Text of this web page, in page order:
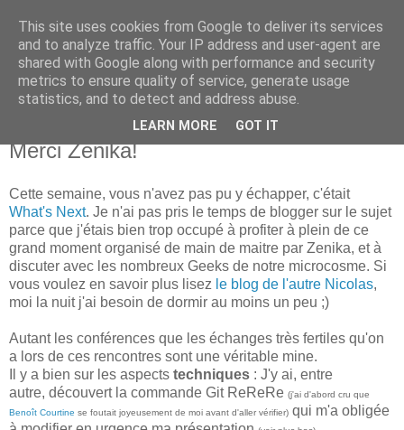
new Blog( perso );
Yet another Java blog, comme on dit
Merci Zenika!
Cette semaine, vous n'avez pas pu y échapper, c'était
What's Next. Je n'ai pas pris le temps de blogger sur le sujet
parce que j'étais bien trop occupé à profiter à plein de ce
grand moment organisé de main de maitre par Zenika, et à
discuter avec les nombreux Geeks de notre microcosme. Si
vous voulez en savoir plus lisez le blog de l'autre Nicolas,
moi la nuit j'ai besoin de dormir au moins un peu ;)
Autant les conférences que les échanges très fertiles qu'on
a lors de ces rencontres sont une véritable mine.
Il y a bien sur les aspects techniques : J'y ai, entre
autre, découvert la commande Git ReReRe (j'ai d'abord cru que
Benoît Courtine se foutait joyeusement de moi avant d'aller vérifier) qui m'a obligée
This site uses cookies from Google to deliver its services
and to analyze traffic. Your IP address and user-agent are
shared with Google along with performance and security
metrics to ensure quality of service, generate usage
statistics, and to detect and address abuse.
LEARN MORE GOT IT